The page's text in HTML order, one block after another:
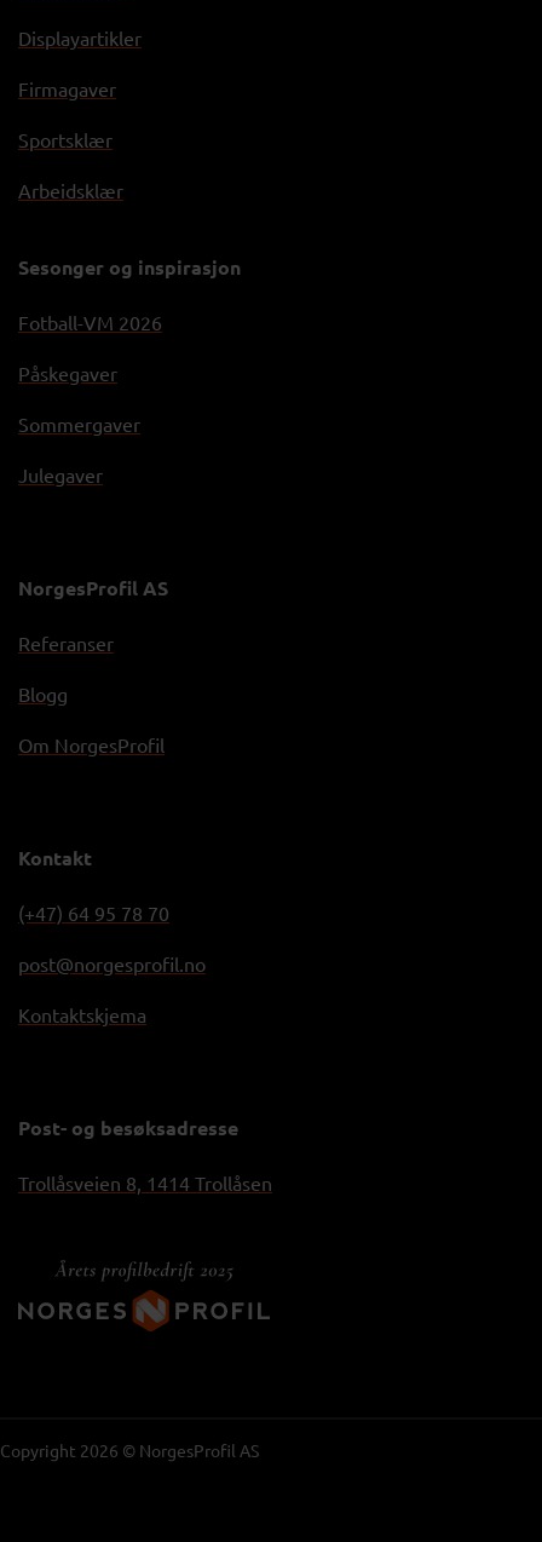
Displayartikler
Firmagaver
Sportsklær
Arbeidsklær
Sesonger og inspirasjon
Fotball-VM 2026
Påskegaver
Sommergaver
Julegaver
NorgesProfil AS
Referanser
Blogg
Om NorgesProfil
Kontakt
(+47) 64 95 78 70
post@norgesprofil.no
Kontaktskjema
Post- og besøksadresse
Trollåsveien 8, 1414 Trollåsen
Copyright 2026 © NorgesProfil AS